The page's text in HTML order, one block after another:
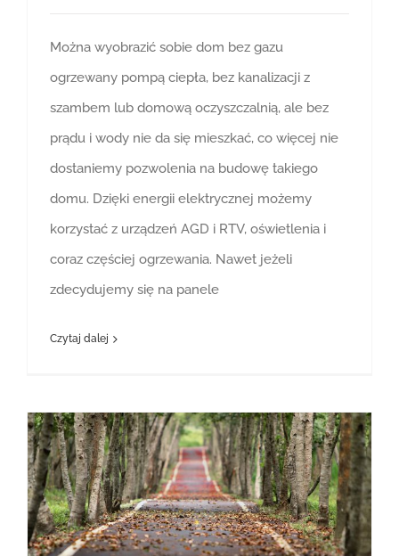
Można wyobrazić sobie dom bez gazu
ogrzewany pompą ciepła, bez kanalizacji z
szambem lub domową oczyszczalnią, ale bez
prądu i wody nie da się mieszkać, co więcej nie
dostaniemy pozwolenia na budowę takiego
domu. Dzięki energii elektrycznej możemy
korzystać z urządzeń AGD i RTV, oświetlenia i
coraz częściej ogrzewania. Nawet jeżeli
zdecydujemy się na panele
Czytaj dalej